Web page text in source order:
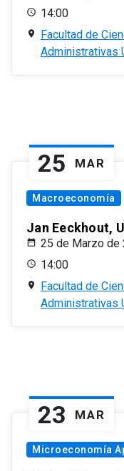
14:00
Facultad de
Administrativas
25 MAR
Macroeconomía
Jan Eeckhout,
25 de Marzo de
14:00
Facultad de
Administrativas
23 MAR
Microeconomía